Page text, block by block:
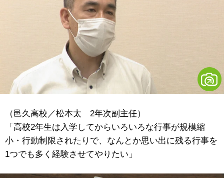
（邑久高校／松本太 2年次副主任）
「高校2年生は入学してからいろいろな行事が規模縮
小・行動制限されたりで、なんとか思い出に残る行事を
1つでも多く経験させてやりたい」